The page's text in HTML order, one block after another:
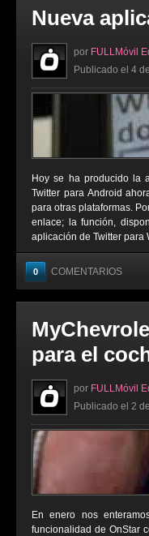
Nueva
por FULLMóvil
Publicado el 4
Hoy se ha producido la
Twitter para Android
para otras plataformas.
enlace; la función,
aplicación de Twitter para
0 COMENTARIOS
para el
por FULLMóvil
Publicado el 2
En enero nos
funcionalidad de OnStar